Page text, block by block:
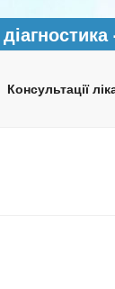
Консультації